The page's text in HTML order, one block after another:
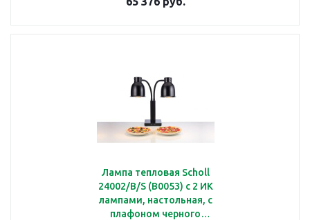
Лампа тепловая Scholl
24002/B/S (B0053) с 2 ИК
лампами, настольная, с
плафоном черного